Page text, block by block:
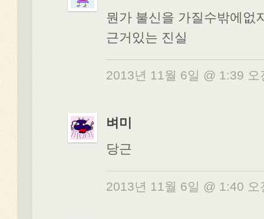
뭔가 불신을 가질수밖에없
근거있는 진실
2013년 11월 6일 @ 1:39
벼미
당근
2013년 11월 6일 @ 1:40